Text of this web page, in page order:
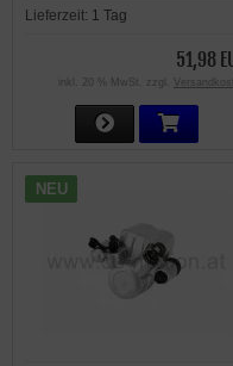
Lieferzeit: 1 Tag
51,98
inkl. 20 % MwSt. zzgl.
NEU